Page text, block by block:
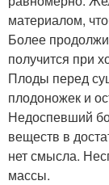
материалом,
Более
получится при
Плоды перед
плодоножек и
Недоспевший
веществ в
нет смысла.
массы.